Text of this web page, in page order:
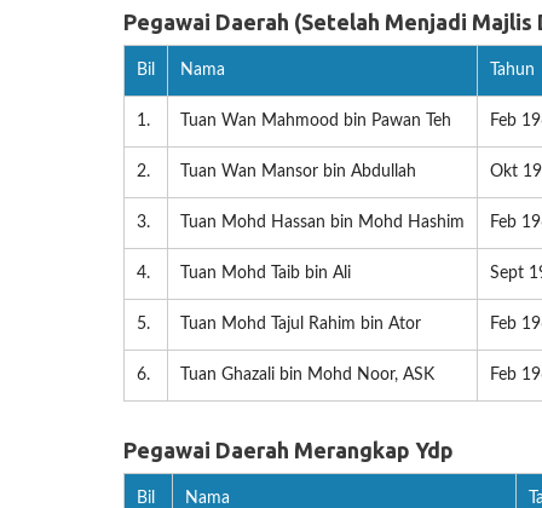
Pegawai Daerah (Setelah Menjadi Majlis
Bil Nama Tahun
1. Tuan Wan Mahmood bin Pawan Teh Feb
2. Tuan Wan Mansor bin Abdullah Okt
3. Tuan Mohd Hassan bin Mohd Hashim Feb
4. Tuan Mohd Taib bin Ali Sept
5. Tuan Mohd Tajul Rahim bin Ator Feb
6. Tuan Ghazali bin Mohd Noor, ASK Feb
Pegawai Daerah Merangkap Ydp
Bil Nama